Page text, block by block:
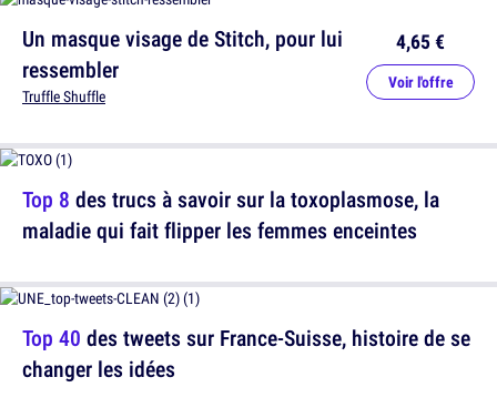
Un masque visage de Stitch, pour lui
ressembler
Truffle Shuffle
4,65 €
Voir l'offre
Top 40 des tweets sur France-Suisse, histoire de se
changer les idées
Top 8 des trucs à savoir sur la toxoplasmose, la
maladie qui fait flipper les femmes enceintes